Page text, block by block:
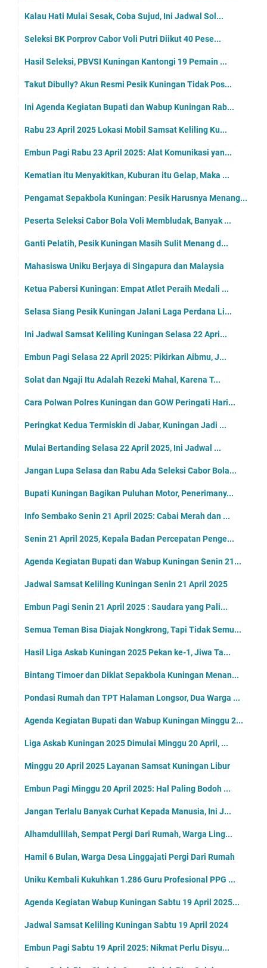
Kalau Hati Mulai Sesak, Coba Sujud, Ini Jadwal Sol...
Seleksi BK Porprov Cabor Voli Putri Diikut 40 Pese...
Hasil Seleksi, PBVSI Kuningan Kantongi 19 Pemain ...
Takut Dibully? Akun Resmi Pesik Kuningan Tidak Pos...
Ini Agenda Kegiatan Bupati dan Wabup Kuningan Rab...
Rabu 23 April 2025 Lokasi Mobil Samsat Keliling Ku...
Embun Pagi Rabu 23 April 2025: Alat Komunikasi yan...
Kematian itu Menyakitkan, Kuburan itu Gelap, Maka ...
Pengamat Sepakbola Kuningan: Pesik Harusnya Menang...
Peserta Seleksi Cabor Bola Voli Membludak, Banyak ...
Ganti Pelatih, Pesik Kuningan Masih Sulit Menang d...
Mahasiswa Uniku Berjaya di Singapura dan Malaysia
Ketua Pabersi Kuningan: Empat Atlet Peraih Medali ...
Selasa Siang Pesik Kuningan Jalani Laga Perdana Li...
Ini Jadwal Samsat Keliling Kuningan Selasa 22 Apri...
Embun Pagi Selasa 22 April 2025: Pikirkan Aibmu, J...
Solat dan Ngaji Itu Adalah Rezeki Mahal, Karena T...
Cara Polwan Polres Kuningan dan GOW Peringati Hari...
Peringkat Kedua Termiskin di Jabar, Kuningan Jadi ...
Mulai Bertanding Selasa 22 April 2025, Ini Jadwal ...
Jangan Lupa Selasa dan Rabu Ada Seleksi Cabor Bola...
Bupati Kuningan Bagikan Puluhan Motor, Penerimany...
Info Sembako Senin 21 April 2025: Cabai Merah dan ...
Senin 21 April 2025, Kepala Badan Percepatan Penge...
Agenda Kegiatan Bupati dan Wabup Kuningan Senin 21...
Jadwal Samsat Keliling Kuningan Senin 21 April 2025
Embun Pagi Senin 21 April 2025 : Saudara yang Pali...
Semua Teman Bisa Diajak Nongkrong, Tapi Tidak Semu...
Hasil Liga Askab Kuningan 2025 Pekan ke-1, Jiwa Ta...
Bintang Timoer dan Diklat Sepakbola Kuningan Menan...
Pondasi Rumah dan TPT Halaman Longsor, Dua Warga ...
Agenda Kegiatan Bupati dan Wabup Kuningan Minggu 2...
Liga Askab Kuningan 2025 Dimulai Minggu 20 April, ...
Minggu 20 April 2025 Layanan Samsat Kuningan Libur
Embun Pagi Minggu 20 April 2025: Hal Paling Bodoh ...
Jangan Terlalu Banyak Curhat Kepada Manusia, Ini J...
Alhamdullilah, Sempat Pergi Dari Rumah, Warga Ling...
Hamil 6 Bulan, Warga Desa Linggajati Pergi Dari Rumah
Uniku Kembali Kukuhkan 1.286 Guru Profesional PPG ...
Agenda Kegiatan Wabup Kuningan Sabtu 19 April 2025...
Jadwal Samsat Keliling Kuningan Sabtu 19 April 2024
Embun Pagi Sabtu 19 April 2025: Nikmat Perlu Disyu...